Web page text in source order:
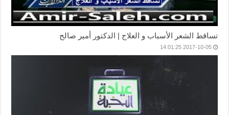
تساقط الشعر الأسباب و العلاج | الدكتور أمير صالح
2017-10-05 14:01:25